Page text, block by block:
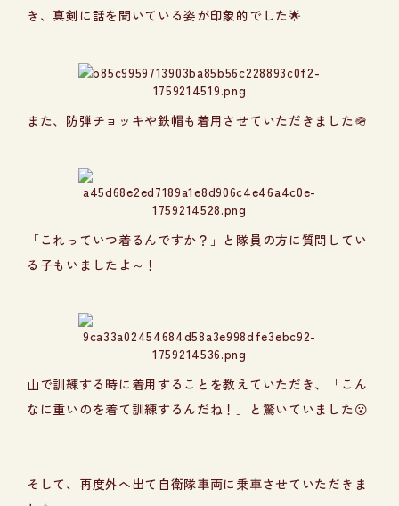
き、真剣に話を聞いている姿が印象的でした🌟
また、防弾チョッキや鉄帽も着用させていただきました🪖
「これっていつ着るんですか？」と隊員の方に質問してい
る子もいましたよ～！
山で訓練する時に着用することを教えていただき、「こん
なに重いのを着て訓練するんだね！」と驚いていました😮
そして、再度外へ出て自衛隊車両に乗車させていただきま